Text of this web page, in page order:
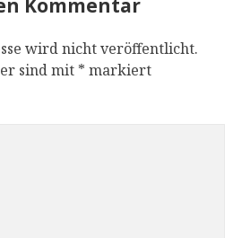
Kommentar
wird nicht veröffentlicht.
sind mit * markiert